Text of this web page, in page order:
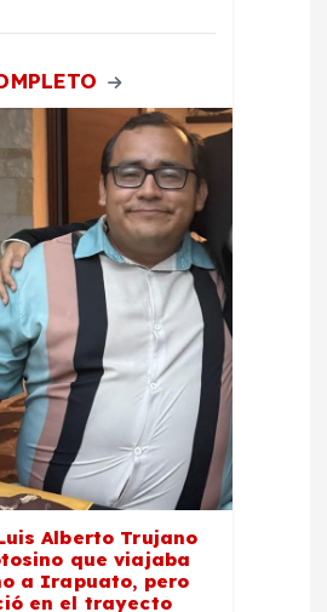
Alberto Trujano
que viajaba
a Irapuato, pero
en el trayecto